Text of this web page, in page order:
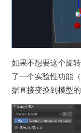
如果不想要这个旋
了一个实验性功能
据直接变换到模型的